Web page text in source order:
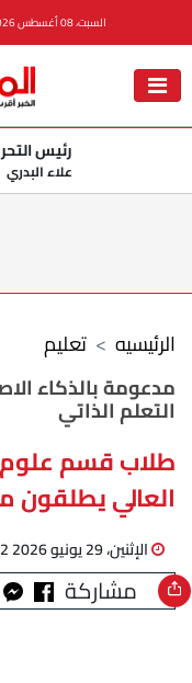
السبت، 08 أغسطس 2026
رئيس
علاء البدري
تعليم
الرئيسيه
مدعومة بالذكاء
التعلم الذاتي
طلاب قسم
العالي يطلقون
الإثنين، 29 يونيو 2026 09:52 م
مشاركة